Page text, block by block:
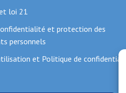
loi 21
et protection des
personnels
et Politique de